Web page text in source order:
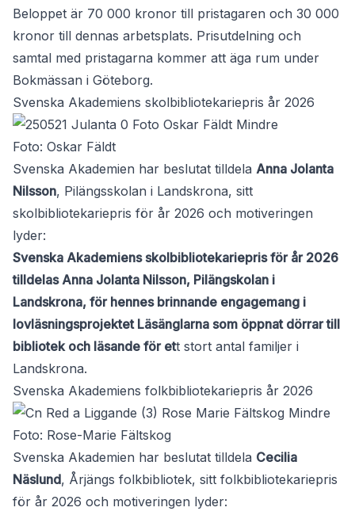
Beloppet är 70 000 kronor till pristagaren och 30 000
kronor till dennas arbetsplats. Prisutdelning och
samtal med pristagarna kommer att äga rum under
Bokmässan i Göteborg.
Svenska Akademiens skolbibliotekariepris år 2026
Foto: Oskar Fäldt
Svenska Akademien har beslutat tilldela Anna Jolanta
Nilsson, Pilängsskolan i Landskrona, sitt
skolbibliotekariepris för år 2026 och motiveringen
lyder:
Svenska Akademiens skolbibliotekariepris för år 2026
tilldelas Anna Jolanta Nilsson, Pilängskolan i
Landskrona, för hennes brinnande engagemang i
lovläsningsprojektet Läsänglarna som öppnat dörrar till
bibliotek och läsande för ett stort antal familjer i
Landskrona.
Svenska Akademiens folkbibliotekariepris år 2026
Foto: Rose-Marie Fältskog
Svenska Akademien har beslutat tilldela Cecilia
Näslund, Årjängs folkbibliotek, sitt folkbibliotekariepris
för år 2026 och motiveringen lyder: